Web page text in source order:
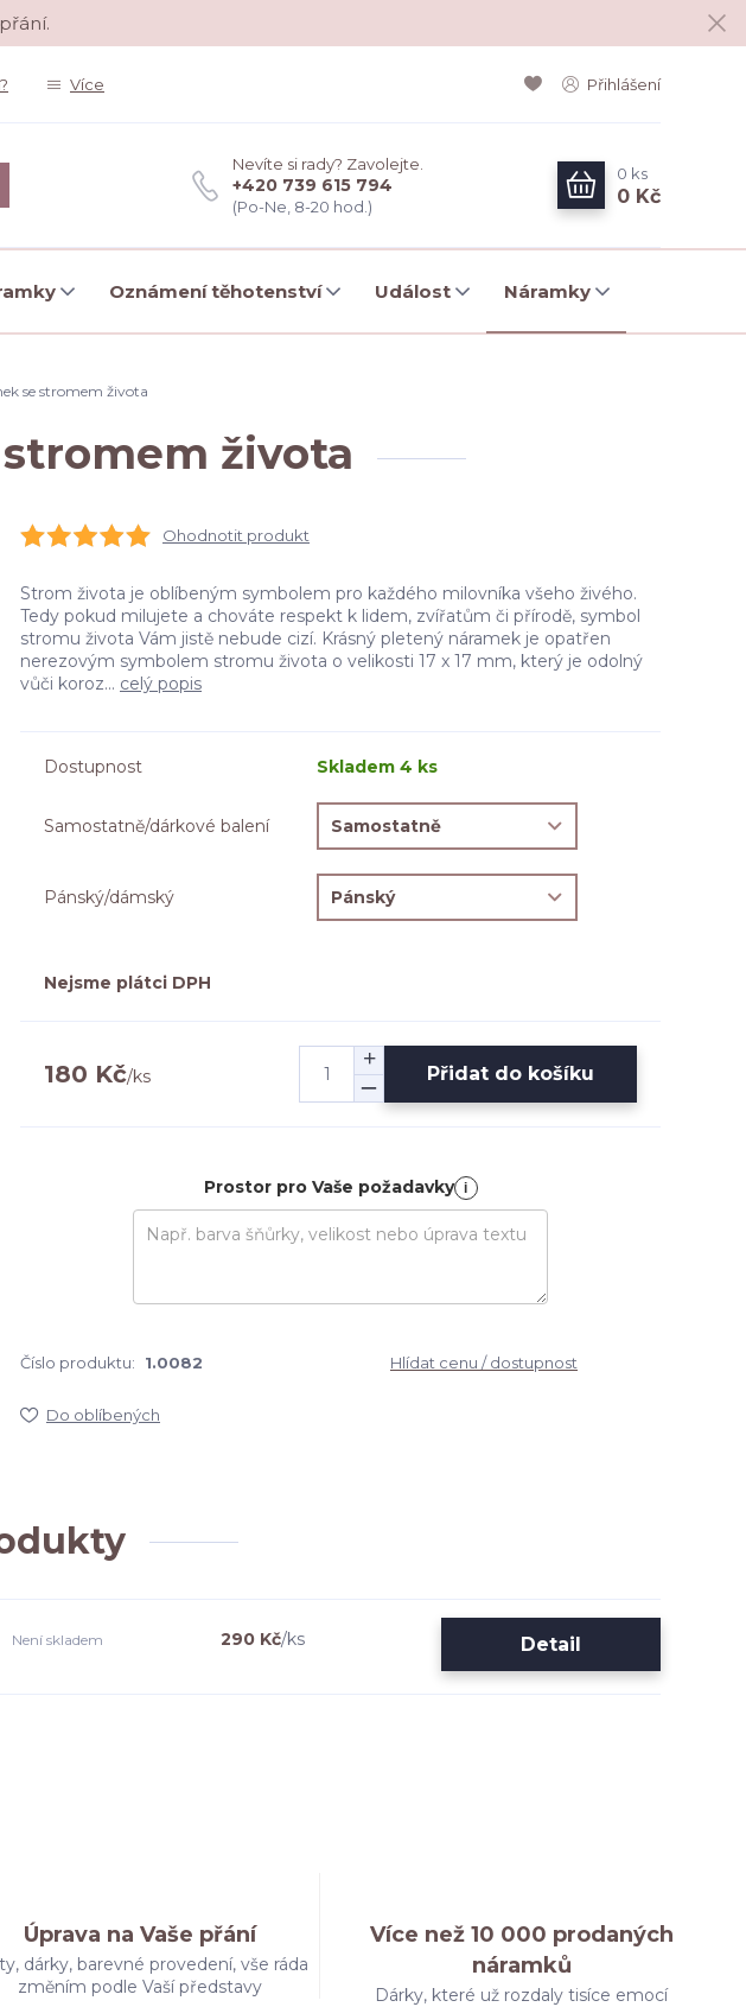
Více Přihlášení
Nevíte si rady? Zavolejte.
+420 739 615 794
(Po-Ne, 8-20 hod.)
0 ks
0 Kč
Oznámení těhotenství Událost Náramky
se stromem života
života
Ohodnotit produkt
Strom života je oblíbeným symbolem pro každého milovníka všeho živého.
Tedy pokud milujete a chováte respekt k lidem, zvířatům či přírodě, symbol
stromu života Vám jistě nebude cizí. Krásný pletený náramek je opatřen
nerezovým symbolem stromu života o velikosti 17 x 17 mm, který je odolný
vůči koroz... celý popis
Dostupnost Skladem 4 ks
Samostatně/dárkové balení
Pánský/dámský
Nejsme plátci DPH
180 Kč/ks Přidat do košíku
Prostor pro Vaše požadavky i
Číslo produktu: 1.0082 Hlídat cenu / dostupnost
Do oblíbených
290 Kč/ks
Není skladem Detail
Úprava na Vaše přání
dárky, barevné provedení, vše ráda
změním podle Vaší představy
Více než 10 000 prodaných
náramků
Dárky, které už rozdaly tisíce emocí